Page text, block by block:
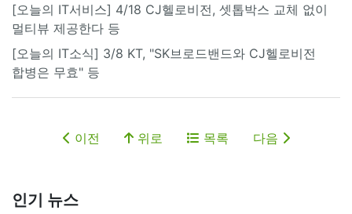
[오늘의 IT서비스] 4/18 CJ헬로비전, 셋톱박스 교체 없이
멀티뷰 제공한다 등
[오늘의 IT소식] 3/8 KT, "SK브로드밴드와 CJ헬로비전
합병은 무효" 등
이전 위로 목록 다음
인기 뉴스